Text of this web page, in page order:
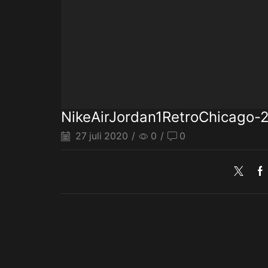
NikeAirJordan1RetroChicago-
27 juli 2020 / 0 / 0